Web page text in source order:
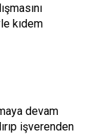
kıdem
devam
işverenden